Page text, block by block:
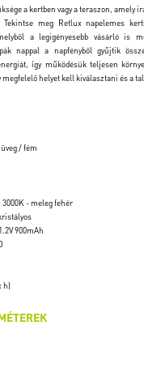
a kertben vagy a teraszon, amely
Tekintse meg Retlux napelemes
a legigényesebb vásárló is
nappal a napfényből gyűjtik
így működésük teljesen
megfelelő helyet kell kiválasztani és a
/ fém
- meleg fehér
900mAh
h)